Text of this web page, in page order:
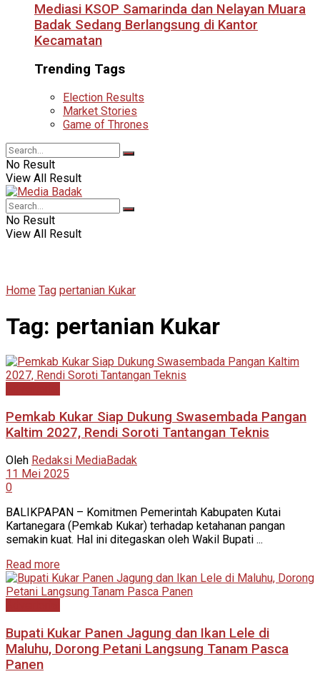
Mediasi KSOP Samarinda dan Nelayan Muara
Badak Sedang Berlangsung di Kantor
Kecamatan
Trending Tags
Election Results
Market Stories
Game of Thrones
No Result
View All Result
No Result
View All Result
Home Tag pertanian Kukar
Tag: pertanian Kukar
Pemkab Kukar Siap Dukung Swasembada Pangan
Kaltim 2027, Rendi Soroti Tantangan Teknis
Oleh Redaksi MediaBadak
11 Mei 2025
0
BALIKPAPAN – Komitmen Pemerintah Kabupaten Kutai
Kartanegara (Pemkab Kukar) terhadap ketahanan pangan
semakin kuat. Hal ini ditegaskan oleh Wakil Bupati ...
Read more
Bupati Kukar Panen Jagung dan Ikan Lele di
Maluhu, Dorong Petani Langsung Tanam Pasca
Panen